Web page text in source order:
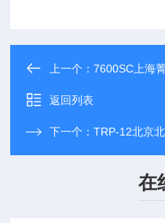
上一个：7600SC上海菁
返回列表
下一个：TRP-12北京北
在